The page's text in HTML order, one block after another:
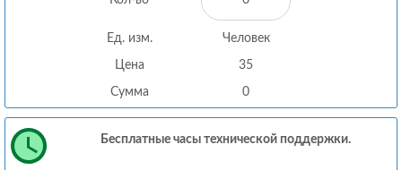
Ед. изм. Человек
Цена 35
Сумма 0
Бесплатные часы технической поддержки.